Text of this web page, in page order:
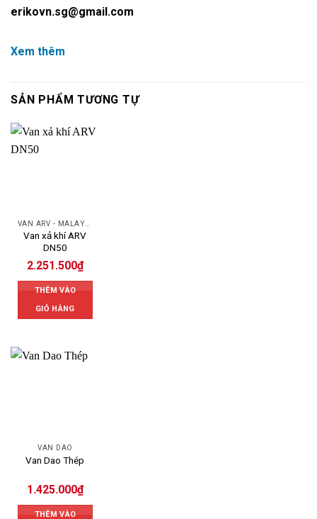
erikovn.sg@gmail.com
Xem thêm
SẢN PHẨM TƯƠNG TỰ
Van xả khí ARV
DN50
2.251.500₫
THÊM VÀO
GIỎ HÀNG
VAN DAO
Van Dao Thép
1.425.000₫
THÊM VÀO